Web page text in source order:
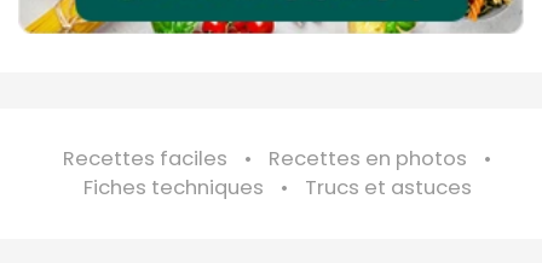
Recettes faciles
Recettes en photos
Fiches techniques
Trucs et astuces